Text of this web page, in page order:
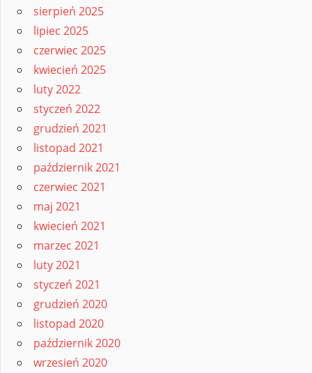
sierpień 2025
lipiec 2025
czerwiec 2025
kwiecień 2025
luty 2022
styczeń 2022
grudzień 2021
listopad 2021
październik 2021
czerwiec 2021
maj 2021
kwiecień 2021
marzec 2021
luty 2021
styczeń 2021
grudzień 2020
listopad 2020
październik 2020
wrzesień 2020